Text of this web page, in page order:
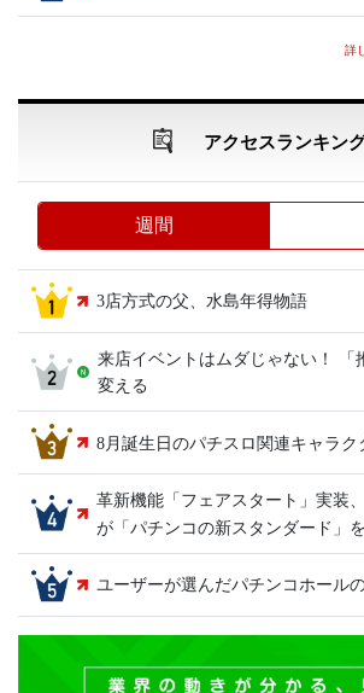
詳
アクセスランキン
週間
3店方式の父、水島年得物語
来店イベントはムダじゃない！ 「
変える
8月誕生日のパチスロ関連キャラク
革新機能「フェアスタート」実装
が「パチンコの新スタンダード」
ユーザーが選んだパチンコホール